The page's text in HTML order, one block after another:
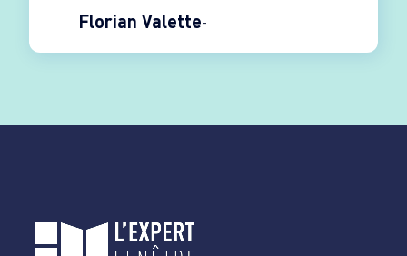
Florian Valette